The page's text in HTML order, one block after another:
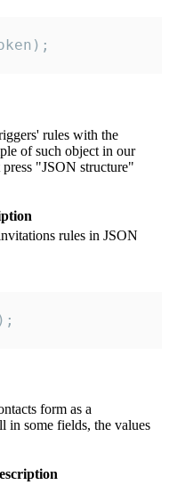
rules with the
of such object in our
"JSON structure"
rules in JSON
form as a
some fields, the values